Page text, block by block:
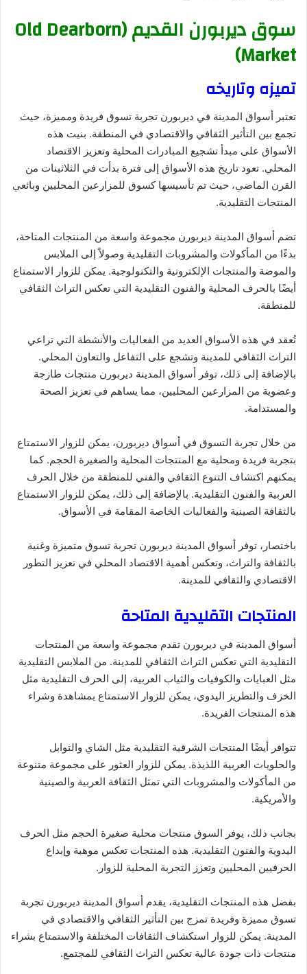
سوق ديربورن القديم (Old Dearborn
Market)
تميزه وتاريخه
تعتبر أسواق المدينة في ديربورن تجربة تسوق فريدة ومميزة، حيث
تجمع بين التأثير الثقافي والاقتصادي في المنطقة. بنيت هذه
الأسواق على مبدأ تشجيع المبادرات المحلية وتعزيز الاقتصاد
المحلي. تعود تاريخ هذه الأسواق إلى فترة بدأت في الثلاثينات من
القرن الماضي، حيث تم تأسيسها كسوق للمزارعين المحليين وبائعي
المنتجات التقليدية.
تضم أسواق المدينة ديربورن مجموعة واسعة من المنتجات المتاحة،
بدءًا من المأكولات والمشروبات التقليدية وصولاً إلى الملابس
والموضة والمنتجات الإلكترونية والتكنولوجية. يمكن للزوار الاستمتاع
أيضًا بالحرف المحلية والفنون التقليدية التي تعكس التراث الثقافي
للمنطقة.
تُعقد في هذه الأسواق العديد من الفعاليات والأنشطة التي تراعي
التراث الثقافي للمدينة وتشجع على التفاعل والتعاون المحلي.
بالإضافة إلى ذلك، توفر أسواق المدينة ديربورن منتجات طازجة
وعضوية من المزارعين المحليين، مما يساهم في تعزيز الصحة
والمستدامة.
من خلال تجربة التسوق في أسواق ديربورن، يمكن للزوار الاستمتاع
بتجربة فريدة ومحلية مع المنتجات المحلية والصغيرة الحجم. كما
يمكنهم اكتشاف التنوع الثقافي والفني للمنطقة من خلال الحرف
العربية والفنون التقليدية. بالإضافة إلى ذلك، يمكن للزوار الاستمتاع
بالثقافة الصينية والفعاليات الخاصة المقامة في الأسواق.
باختصار، توفر أسواق المدينة ديربورن تجربة تسوق متميزة وغنية
بالثقافة والتراث، وتعكس أهمية الاقتصاد المحلي في تعزيز التطور
الاقتصادي والثقافي للمدينة.
المنتجات التقليدية المتاحة
أسواق المدينة في ديربورن تقدم مجموعة واسعة من المنتجات
التقليدية التي تعكس التراث الثقافي للمدينة. من الملابس التقليدية
مثل العبايات والكوفيات والثياب العربية، إلى الحرف التقليدية مثل
الخزف والتطريز اليدوي، يمكن للزوار الاستمتاع بمشاهدة وشراء
هذه المنتجات الفريدة.
تتوافر أيضًا المنتجات الشرقية التقليدية مثل الشاي والتوابل
والحلويات العربية اللذيذة. يمكن للزوار العثور على مجموعة متنوعة
من المأكولات والمشروبات التي تمثل الثقافة العربية والصينية
والأمريكية.
بجانب ذلك، يوفر السوق منتجات محلية صغيرة الحجم مثل الحرف
اليدوية والفنون التقليدية. هذه المنتجات تعكس موهبة وإبداع
الحرفيين المحليين وتعزز التجربة المحلية للزوار.
بفضل هذه المنتجات التقليدية، يقدم أسواق المدينة ديربورن تجربة
تسوق مميزة وفريدة تمزج بين التأثير الثقافي والاقتصادي في
المدينة. يمكن للزوار استكشاف الثقافات المختلفة والاستمتاع بشراء
منتجات ذات جودة عالية تعكس التراث الثقافي للمجتمع.